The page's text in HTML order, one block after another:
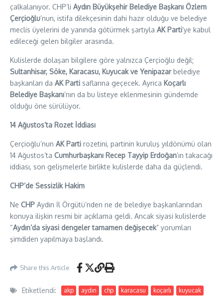
çalkalanıyor. CHP’li Aydın Büyükşehir Belediye Başkanı Özlem
Çerçioğlu’nun, istifa dilekçesinin dahi hazır olduğu ve belediye
meclis üyelerini de yanında götürmek şartıyla AK Parti’ye kabul
edileceği gelen bilgiler arasında.
Kulislerde dolaşan bilgilere göre yalnızca Çerçioğlu değil;
Sultanhisar, Söke, Karacasu, Kuyucak ve Yenipazarbelediye
başkanları da AK Parti saflarına geçecek. Ayrıca Koçarlı
Belediye Başkanı’nın da bu listeye eklenmesinin gündemde
olduğu öne sürülüyor.
14 Ağustos’ta Rozet İddiası
Çerçioğlu’nun AK Parti rozetini, partinin kuruluş yıldönümü olan
14 Ağustos’ta Cumhurbaşkanı Recep Tayyip Erdoğan’ın takacağı
iddiası, son gelişmelerle birlikte kulislerde daha da güçlendi.
CHP’de Sessizlik Hakim
Ne CHP Aydın İl Örgütü’nden ne de belediye başkanlarından
konuya ilişkin resmi bir açıklama geldi. Ancak siyasi kulislerde
“Aydın’da siyasi dengeler tamamen değişecek” yorumları
şimdiden yapılmaya başlandı.
Share this Article
Etiketlendi: akp aydın chp karacasu koçarlı kuyucak